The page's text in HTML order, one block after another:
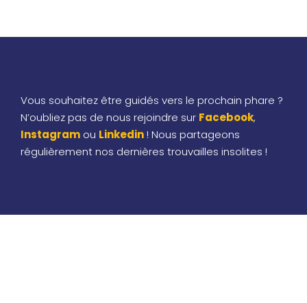
Vous souhaitez être guidés vers le prochain phare ?
N’oubliez pas de nous rejoindre sur Facebook,
Instagram ou Linkedin! Nous partageons
régulièrement nos dernières trouvailles insolites !